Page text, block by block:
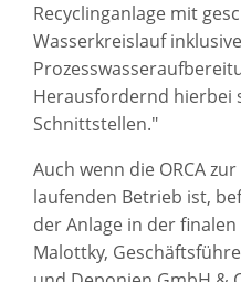
Recyclinganlage mit
Wasserkreislauf inklusive
Herausfordernd hierbei
Schnittstellen."
Auch wenn die ORCA
laufenden Betrieb ist,
der Anlage in der
Malottky,